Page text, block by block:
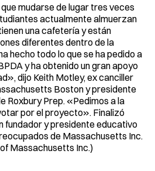
mudarse de lugar tres veces
actualmente almuerzan
una cafetería y están
diferentes dentro de la
hecho todo lo que se ha pedido a
y ha obtenido un gran apoyo
dijo Keith Motley, ex canciller
Boston y presidente
Roxbury Prep. «Pedimos a la
por el proyecto». Finalizó
fundador y presidente educativo
de Massachusetts Inc.
Massachusetts Inc.)